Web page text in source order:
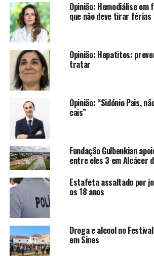
Opinião: Hemodiálise
que não deve tirar férias
Opinião: Hepatites:
tratar
Opinião: “Sidónio Pais,
cais”
Fundação Gulbenkian
entre eles 3 em Alcácer
Estafeta assaltado por
os 18 anos
Droga e alcool no
em Sines